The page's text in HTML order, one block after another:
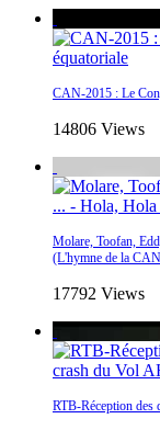
CAN-2015 : Le
14806 Views
Molare, Toofan,
(L'hymne de la
17792 Views
RTB-Réception des